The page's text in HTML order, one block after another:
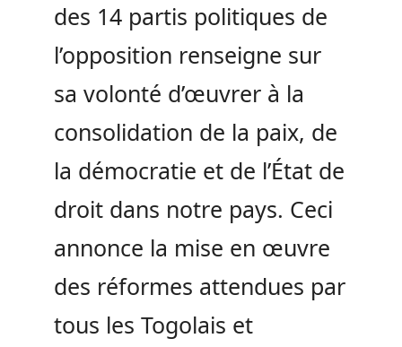
des 14 partis politiques de
l’opposition renseigne sur
sa volonté d’œuvrer à la
consolidation de la paix, de
la démocratie et de l’État de
droit dans notre pays. Ceci
annonce la mise en œuvre
des réformes attendues par
tous les Togolais et